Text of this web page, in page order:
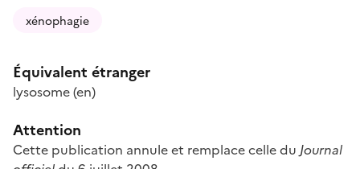
xénophagie
Équivalent étranger
lysosome(en)
Attention
Cette publication annule et remplace celle du Journal